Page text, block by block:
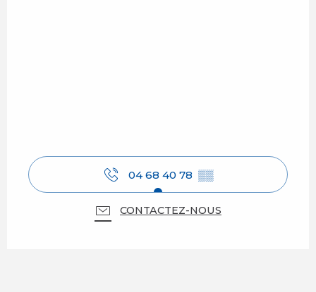
04 68 40 78 ▒▒
CONTACTEZ-NOUS